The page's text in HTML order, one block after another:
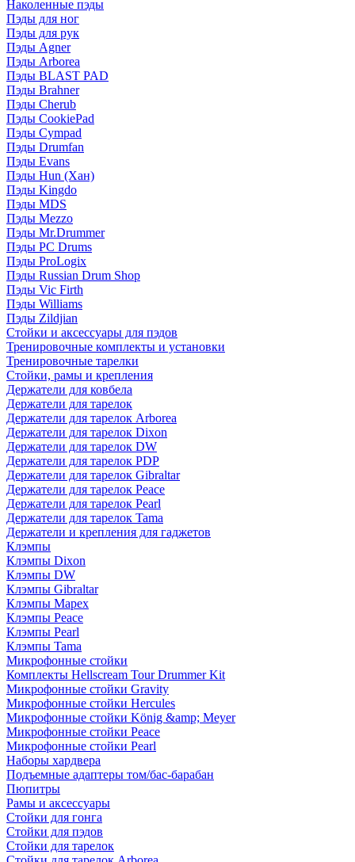
Наколенные пэды
Пэды для ног
Пэды для рук
Пэды Agner
Пэды Arborea
Пэды BLAST PAD
Пэды Brahner
Пэды Cherub
Пэды CookiePad
Пэды Cympad
Пэды Drumfan
Пэды Evans
Пэды Hun (Хан)
Пэды Kingdo
Пэды MDS
Пэды Mezzo
Пэды Mr.Drummer
Пэды PC Drums
Пэды ProLogix
Пэды Russian Drum Shop
Пэды Vic Firth
Пэды Williams
Пэды Zildjian
Стойки и аксессуары для пэдов
Тренировочные комплекты и установки
Тренировочные тарелки
Стойки, рамы и крепления
Держатели для ковбела
Держатели для тарелок
Держатели для тарелок Arborea
Держатели для тарелок Dixon
Держатели для тарелок DW
Держатели для тарелок PDP
Держатели для тарелок Gibraltar
Держатели для тарелок Peace
Держатели для тарелок Pearl
Держатели для тарелок Tama
Держатели и крепления для гаджетов
Клэмпы
Клэмпы Dixon
Клэмпы DW
Клэмпы Gibraltar
Клэмпы Mapex
Клэмпы Peace
Клэмпы Pearl
Клэмпы Tama
Микрофонные стойки
Комплекты Hellscream Tour Drummer Kit
Микрофонные стойки Gravity
Микрофонные стойки Hercules
Микрофонные стойки König &amp; Meyer
Микрофонные стойки Peace
Микрофонные стойки Pearl
Наборы хардвера
Подъемные адаптеры том/бас-барабан
Пюпитры
Рамы и аксессуары
Стойки для гонга
Стойки для пэдов
Стойки для тарелок